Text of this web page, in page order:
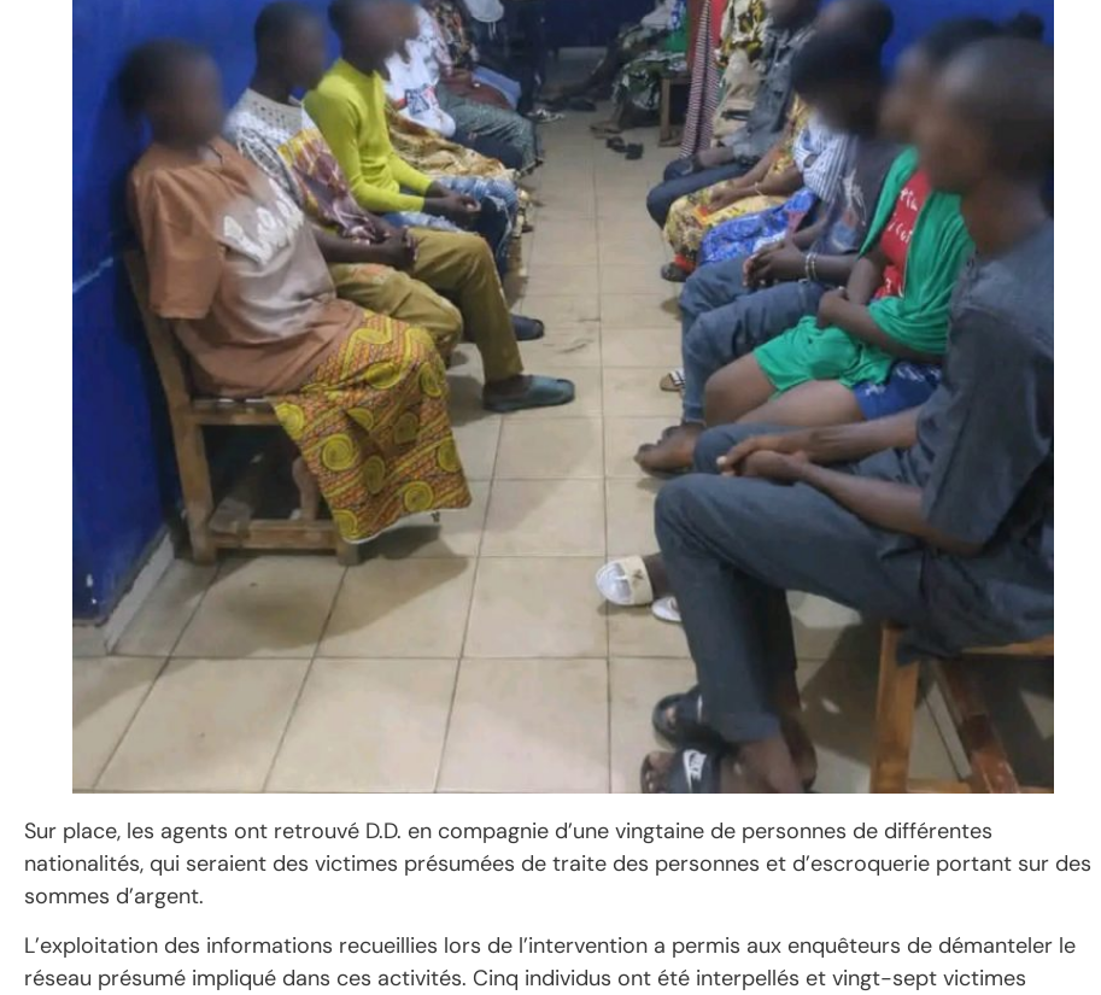
Sur place, les agents ont retrouvé D.D. en compagnie d’une vingtaine de personnes de différentes
nationalités, qui seraient des victimes présumées de traite des personnes et d’escroquerie portant sur des
sommes d’argent.
L’exploitation des informations recueillies lors de l’intervention a permis aux enquêteurs de démanteler le
réseau présumé impliqué dans ces activités. Cinq individus ont été interpellés et vingt-sept victimes